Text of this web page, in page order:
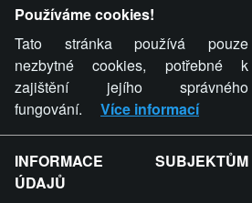
videa a komentáře. Osoba, které se toto
stránky týče, ani osoba, která umístila
stránku, nemůže z důvodu odstranění
komentáře pro výše uvedenou
provozovateli stránky žádný nárok na
nemajetkové újmy.
ZVRÁCENÝ.CZ - Svět není
Používáme cookies!
Tato stránka používá pouze
nezbytné cookies, potřebné k
zajištění jejího správného
fungování.
Více informací
INFORMACE SUBJEKTŮM
ÚDAJŮ